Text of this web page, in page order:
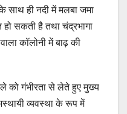
साथ ही नदी में मलबा जमा
हो सकती है तथा चंद्रभागा
कॉलोनी में बाढ़ की
को गंभीरता से लेते हुए मुख्य
व्यवस्था के रूप में